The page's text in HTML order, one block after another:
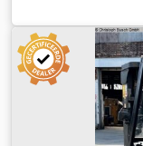
draagvermogen:
hefhoogte:
1.560
triplex,
hefhoogte: 1.560
vorken: 1.180 mm
Minimale
Brandstoftype: